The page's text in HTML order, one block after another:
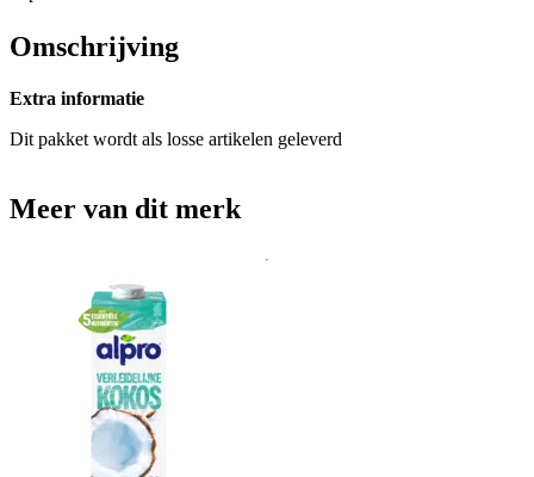
Omschrijving
Extra informatie
Dit pakket wordt als losse artikelen geleverd
Meer van dit merk